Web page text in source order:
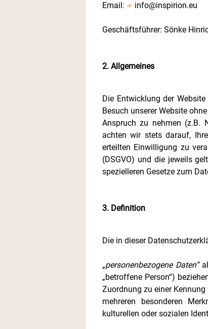
Email:
info@inspirion.eu
Geschäftsführer: Sönke
2. Allgemeines
Die Entwicklung der
Besuch unserer Website
Anspruch zu nehmen (z.B.
achten wir stets darauf,
erteilten Einwilligung zu
(DSGVO) und die jeweils
spezielleren Gesetze zum
3. Definition
Die in dieser
„personenbezogene Daten“
„betroffene Person“)
Zuordnung zu einer
mehreren besonderen
kulturellen oder sozialen